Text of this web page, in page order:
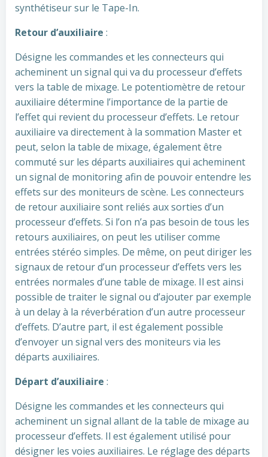
synthétiseur sur le Tape-In.
Retour d’auxiliaire :
Désigne les commandes et les connecteurs qui
acheminent un signal qui va du processeur d’effets
vers la table de mixage. Le potentiomètre de retour
auxiliaire détermine l’importance de la partie de
l’effet qui revient du processeur d’effets. Le retour
auxiliaire va directement à la sommation Master et
peut, selon la table de mixage, également être
commuté sur les départs auxiliaires qui acheminent
un signal de monitoring afin de pouvoir entendre les
effets sur des moniteurs de scène. Les connecteurs
de retour auxiliaire sont reliés aux sorties d’un
processeur d’effets. Si l’on n’a pas besoin de tous les
retours auxiliaires, on peut les utiliser comme
entrées stéréo simples. De même, on peut diriger les
signaux de retour d’un processeur d’effets vers les
entrées normales d’une table de mixage. Il est ainsi
possible de traiter le signal ou d’ajouter par exemple
à un delay à la réverbération d’un autre processeur
d’effets. D’autre part, il est également possible
d’envoyer un signal vers des moniteurs via les
départs auxiliaires.
Départ d’auxiliaire :
Désigne les commandes et les connecteurs qui
acheminent un signal allant de la table de mixage au
processeur d’effets. Il est également utilisé pour
désigner les voies auxiliaires. Le réglage des départs